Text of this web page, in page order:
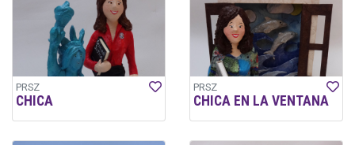
PRSZ
CHICA
PRSZ
CHICA EN LA VENTANA